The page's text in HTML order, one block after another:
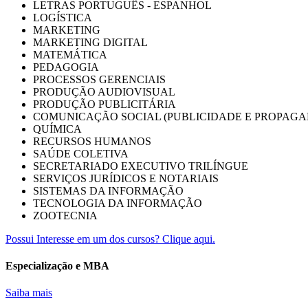
LETRAS PORTUGUÊS - ESPANHOL
LOGÍSTICA
MARKETING
MARKETING DIGITAL
MATEMÁTICA
PEDAGOGIA
PROCESSOS GERENCIAIS
PRODUÇÃO AUDIOVISUAL
PRODUÇÃO PUBLICITÁRIA
COMUNICAÇÃO SOCIAL (PUBLICIDADE E
QUÍMICA
RECURSOS HUMANOS
SAÚDE COLETIVA
SECRETARIADO EXECUTIVO TRILÍNGUE
SERVIÇOS JURÍDICOS E NOTARIAIS
SISTEMAS DA INFORMAÇÃO
TECNOLOGIA DA INFORMAÇÃO
ZOOTECNIA
Possui Interesse em um dos cursos? Clique aqui.
Especialização e MBA
Saiba mais